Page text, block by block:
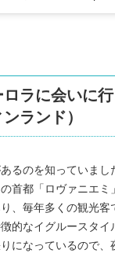
ラに会いに
ランド）
るのを知っていま
首都「ロヴァニエミ
、毎年多くの観光客
的なイグルースタ
になっているので